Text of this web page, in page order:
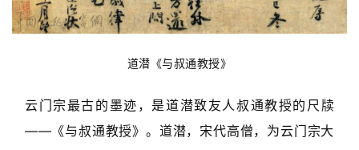
砚
边
道潜《与叔通教授》
云门宗最古的墨迹，是道潜致友人叔通教授的尺牍
——《与叔通教授》。道潜，宋代高僧，为云门宗大